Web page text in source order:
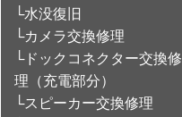
└水没復旧
└カメラ交換修理
└ドックコネクター交換修
理（充電部分）
└スピーカー交換修理